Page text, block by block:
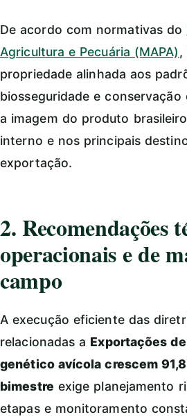
De acordo com normativas do
Agricultura e Pecuária (MAPA),
propriedade alinhada aos
biosseguridade e
a imagem do produto
interno e nos principais
exportação.
2. Recomendações
operacionais e de
campo
A execução eficiente das
relacionadas a Exportações
genético avícola crescem
bimestre exige planejamento
etapas e monitoramento